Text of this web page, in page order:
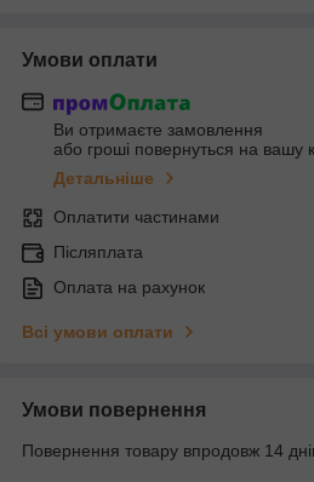
Умови оплати
Ви отримаєте замовлення
або гроші повернуться на вашу
Детальніше
Оплатити частинами
Післяплата
Оплата на рахунок
Всі умови оплати
Умови повернення
Повернення товару впродовж 14